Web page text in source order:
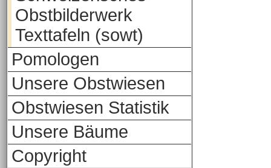
Obstbilderwerk
Texttafeln (sowt)
Pomologen
Unsere Obstwiesen
Obstwiesen Statistik
Unsere Bäume
Copyright